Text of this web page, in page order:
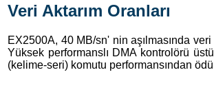
Veri Aktarım Oranları
EX2500A, 40 MB/sn' nin aşılmasında
Yüksek performanslı DMA kontrolörü
(kelime-seri) komutu performansından